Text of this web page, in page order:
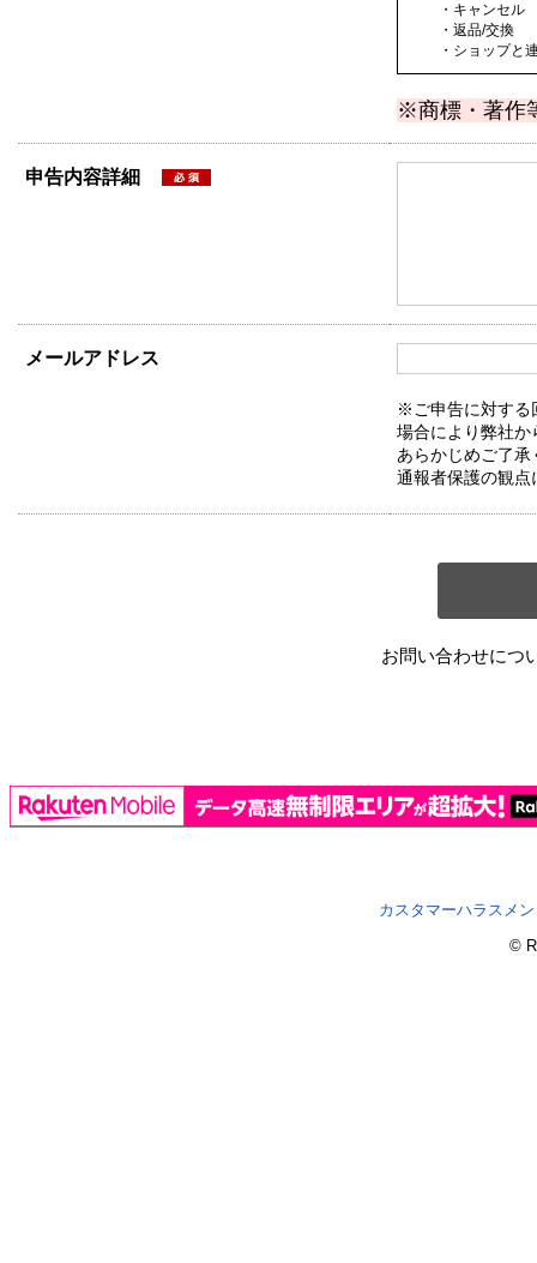
・キャンセル
・返品/交換
・ショップと連
※商標・著作
申告内容詳細
メールアドレス
※ご申告に対する
場合により弊社か
あらかじめご了承
通報者保護の観点
お問い合わせにつ
カスタマーハラスメ
©